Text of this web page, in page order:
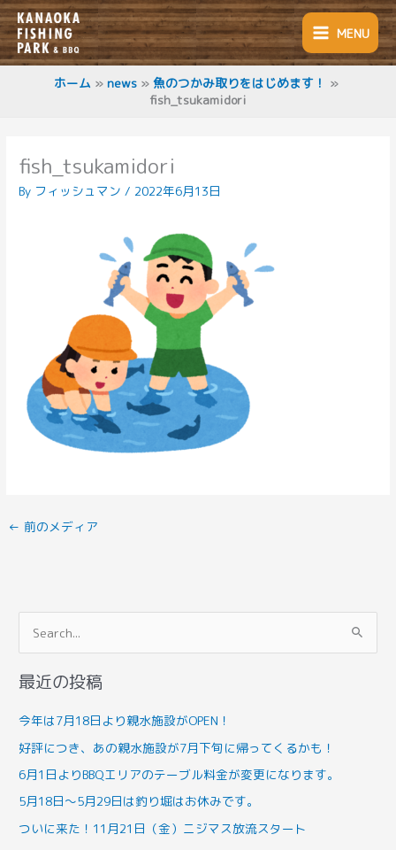
内
容
を
ス
MENU
ホーム news
魚のつかみ取りをはじめます！
fish_tsukamidori
fish_tsukamidori
By フィッシュマン / 2022年6月13日
← 前のメディア
索
対
最近の投稿
今年は7月18日より親水施設がOPEN！
好評につき、あの親水施設が7月下旬に帰ってくるかも！
6月1日よりBBQエリアのテーブル料金が変更になります。
5月18日～5月29日は釣り堀はお休みです。
ついに来た！11月21日（金）ニジマス放流スタート